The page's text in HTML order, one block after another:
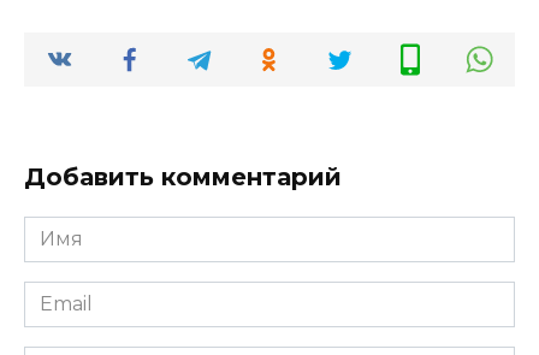
Добавить комментарий
Имя
*
Email
*